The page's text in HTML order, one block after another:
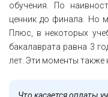
обучения. По
ценник до финала. Но
Плюс, в некоторых
бакалаврата равна 3
лет. Эти моменты также